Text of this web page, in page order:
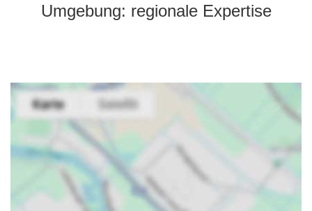
Umgebung: regionale Expertise